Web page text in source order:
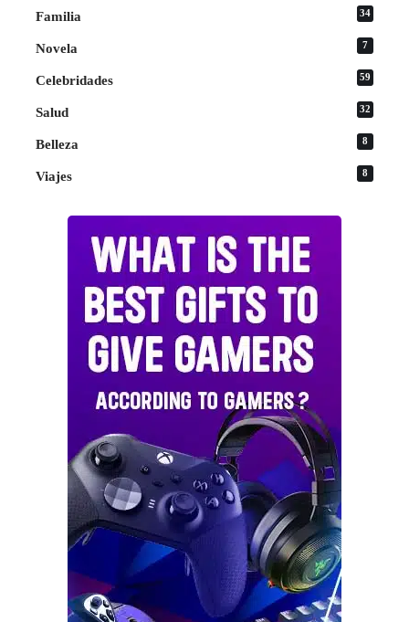
Familia 34
Novela 7
Celebridades 59
Salud 32
Belleza 8
Viajes 8